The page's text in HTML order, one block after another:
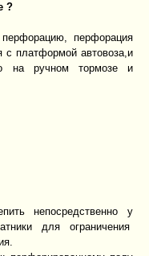
?
перфорация
с платформой автовоза,и
на ручном тормозе и
непосредственно у
для ограничения